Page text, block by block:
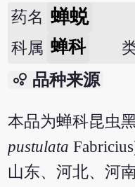
药名 蝉蜕
科属 蝉科
bubble_chart 品种来源
本品为蝉科昆虫
pustulata
山东、河北、河